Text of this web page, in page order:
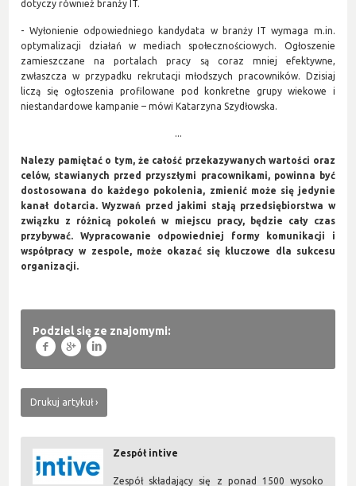
dotyczy również branży IT.
- Wyłonienie odpowiedniego kandydata w branży IT wymaga m.in.
optymalizacji działań w mediach społecznościowych. Ogłoszenie
zamieszczane na portalach pracy są coraz mniej efektywne,
zwłaszcza w przypadku rekrutacji młodszych pracowników. Dzisiaj
liczą się ogłoszenia profilowane pod konkretne grupy wiekowe i
niestandardowe kampanie – mówi Katarzyna Szydłowska.
...
Nalezy pamiętać o tym, że całość przekazywanych wartości oraz
celów, stawianych przed przyszłymi pracownikami, powinna być
dostosowana do każdego pokolenia, zmienić może się jedynie
kanał dotarcia. Wyzwań przed jakimi stają przedsiębiorstwa w
związku z różnicą pokoleń w miejscu pracy, będzie cały czas
przybywać. Wypracowanie odpowiedniej formy komunikacji i
współpracy w zespole, może okazać się kluczowe dla sukcesu
organizacji.
Podziel się ze znajomymi:
f g l
Drukuj artykuł
Zespół intive
Zespół składający się z ponad 1500 wysoko